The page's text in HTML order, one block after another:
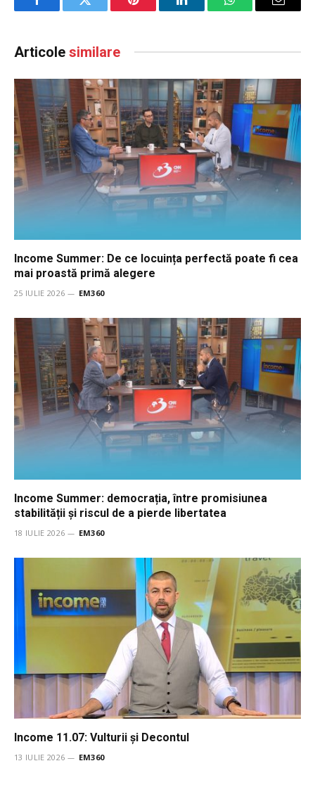
FacebookTwitter Pinterest LinkedInWhatsAppEmail
Articole similare
Income Summer: De ce locuința perfectă poate fi cea
mai proastă primă alegere
25 IULIE 2026 EM360
Income Summer: democrația, între promisiunea
stabilității și riscul de a pierde libertatea
18 IULIE 2026 EM360
Income 11.07: Vulturii şi Decontul
13 IULIE 2026 EM360